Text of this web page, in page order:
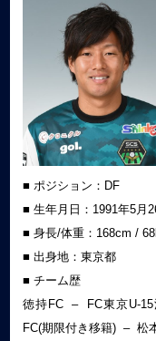
■ ポジション：DF
■ 生年月日：1991年5月
■ 身長/体重：168cm /
■ 出身地：東京都
■ チーム歴
徳持FC – FC東京U-
FC(期限付き移籍) – 松